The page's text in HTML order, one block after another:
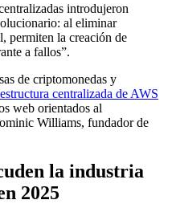
introdujeron
al eliminar
permiten la creación de
a fallos”.
de criptomonedas y
centralizada de AWS
web orientados al
Williams, fundador de
la industria
2025